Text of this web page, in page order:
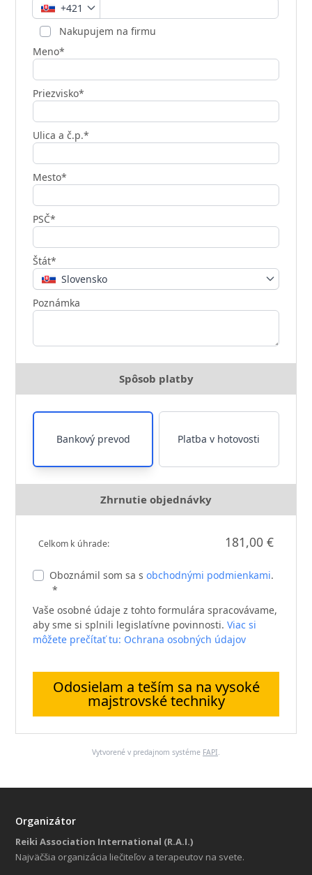
+421
Nakupujem na firmu
Meno*
Priezvisko*
Ulica a č.p.*
Mesto*
PSČ*
Štát*
Slovensko
Poznámka
Spôsob platby
Bankový prevod Platba v hotovosti
Zhrnutie objednávky
Celkom k úhrade: 181,00 €
Oboznámil som sa sobchodnými podmienkami.
*
Vaše osobné údaje z tohto formulára spracovávame,
aby sme si splnili legislatívne povinnosti.Viac si
môžete prečítať tu: Ochrana osobných údajov
Odosielam a teším sa na vysoké
majstrovské techniky
Vytvorené v predajnom systéme FAPI
Organizátor
Reiki Association International (R.A.I.)
Najväčšia organizácia liečiteľov a terapeutov na svete.